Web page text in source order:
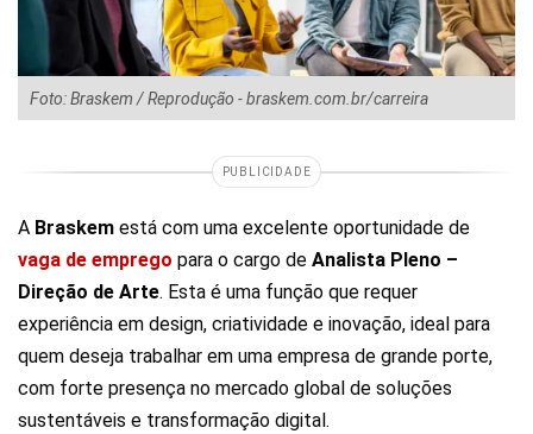
Foto: Braskem / Reprodução - braskem.com.br/carreira
PUBLICIDADE
A Braskem está com uma excelente oportunidade de
vaga de emprego para o cargo de Analista Pleno –
Direção de Arte. Esta é uma função que requer
experiência em design, criatividade e inovação, ideal para
quem deseja trabalhar em uma empresa de grande porte,
com forte presença no mercado global de soluções
sustentáveis e transformação digital.